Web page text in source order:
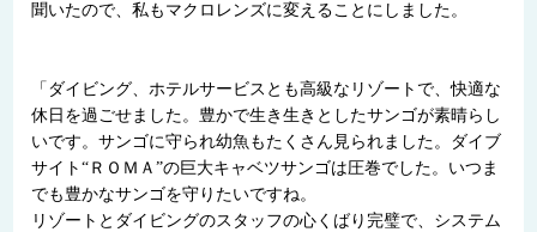
聞いたので、私もマクロレンズに変えることにしました。
「ダイビング、ホテルサービスとも高級なリゾートで、快適な
休日を過ごせました。豊かで生き生きとしたサンゴが素晴らし
いです。サンゴに守られ幼魚もたくさん見られました。ダイブ
サイト“ＲＯＭＡ”の巨大キャベツサンゴは圧巻でした。いつま
でも豊かなサンゴを守りたいですね。
リゾートとダイビングのスタッフの心くばり完璧で、システム